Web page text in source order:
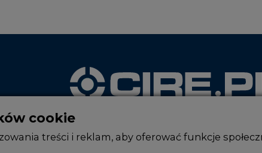
cookie
treści i reklam, aby oferować funkcje